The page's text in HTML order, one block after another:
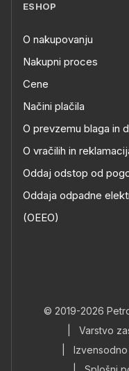
ESHOP
O nakupovanju
Nakupni proces
Cene
Načini plačila
O prevzemu blaga in
O vračilih in
Oddaj odstop od
Oddaja odpadne
(OEEO)
© 2019-2026
Varstvo